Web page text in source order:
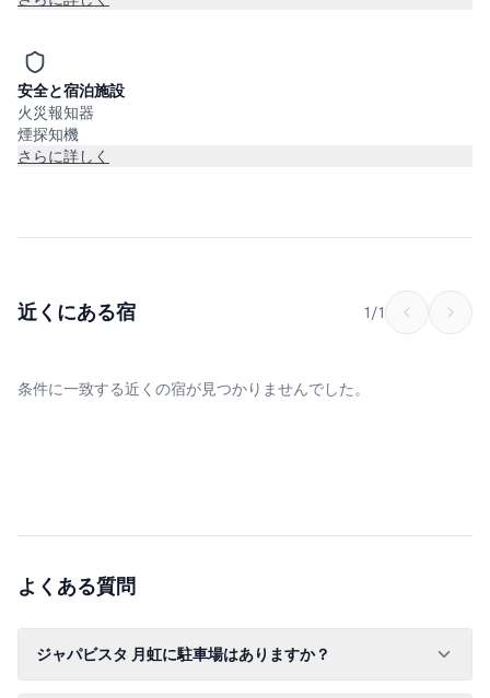
安全と宿泊施設
火災報知器
煙探知機
さらに詳しく
近くにある宿 1/1
条件に一致する近くの宿が見つかりませんでした。
よくある質問
ジャパビスタ 月虹に駐車場はありますか？